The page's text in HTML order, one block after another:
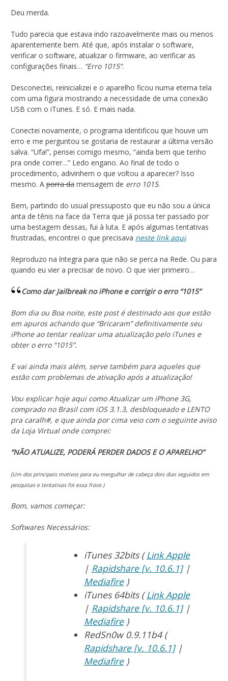
Deu merda.
Tudo parecia que estava indo razoavelmente mais ou menos
aparentemente bem. Até que, após instalar o software,
verificar o software, atualizar o firmware, ao verificar as
configurações finais… “Erro 1015”.
Desconectei, reinicializei e o aparelho ficou numa eterna tela
com uma figura mostrando a necessidade de uma conexão
USB com o iTunes. E só. E mais nada.
Conectei novamente, o programa identificou que houve um
erro e me perguntou se gostaria de restaurar a última versão
salva. “Ufa!”, pensei comigo mesmo, “ainda bem que tenho
pra onde correr…” Ledo engano. Ao final de todo o
procedimento, adivinhem o que voltou a aparecer? Isso
mesmo. A porra da mensagem de erro 1015.
Bem, partindo do usual pressuposto que eu não sou a única
anta de tênis na face da Terra que já possa ter passado por
uma bestagem dessas, fui à luta. E após algumas tentativas
frustradas, encontrei o que precisava neste link aqui.
Reproduzo na íntegra para que não se perca na Rede. Ou para
quando eu vier a precisar de novo. O que vier primeiro…
Como dar Jailbreak no iPhone e corrigir o erro “1015”
Bom dia ou Boa noite, este post é destinado aos que estão
em apuros achando que “Bricaram” definitivamente seu
iPhone ao tentar realizar uma atualização pelo iTunes e
obter o erro “1015”.
E vai ainda mais além, serve também para aqueles que
estão com problemas de ativação após a atualização!
Vou explicar hoje aqui como Atualizar um iPhone 3G,
comprado no Brasil com iOS 3.1.3, desbloqueado e LENTO
pra caralh#, e que ainda por cima veio com o seguinte aviso
da Loja Virtual onde comprei:
“NÃO ATUALIZE, PODERÁ PERDER DADOS E O APARELHO”
(Um dos principais motivos para eu mergulhar de cabeça dois dias seguidos em
pesquisas e tentativas foi essa frase.)
Bom, vamos começar:
Softwares Necessários:
iTunes 32bits (Link Apple
| Rapidshare [v. 10.6.1]|
Mediafire)
iTunes 64bits (Link Apple
| Rapidshare [v. 10.6.1]|
Mediafire)
RedSn0w 0.9.11b4 (
Rapidshare [v. 10.6.1]|
Mediafire)